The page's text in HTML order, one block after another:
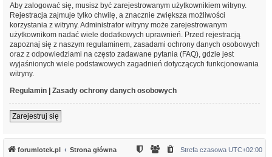
Aby zalogować się, musisz być zarejestrowanym użytkownikiem witryny.
Rejestracja zajmuje tylko chwilę, a znacznie zwiększa możliwości
korzystania z witryny. Administrator witryny może zarejestrowanym
użytkownikom nadać wiele dodatkowych uprawnień. Przed rejestracją
zapoznaj się z naszym regulaminem, zasadami ochrony danych osobowych
oraz z odpowiedziami na często zadawane pytania (FAQ), gdzie jest
wyjaśnionych wiele podstawowych zagadnień dotyczących funkcjonowania
witryny.
Regulamin
Zasady ochrony danych osobowych
Zarejestruj się
forumlotek.pl Strona główna Strefa czasowa UTC+02:00